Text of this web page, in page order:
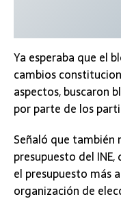
Ya esperaba que el
cambios
aspectos, buscaron
por parte de los
Señaló que también
presupuesto del
el presupuesto más
organización de